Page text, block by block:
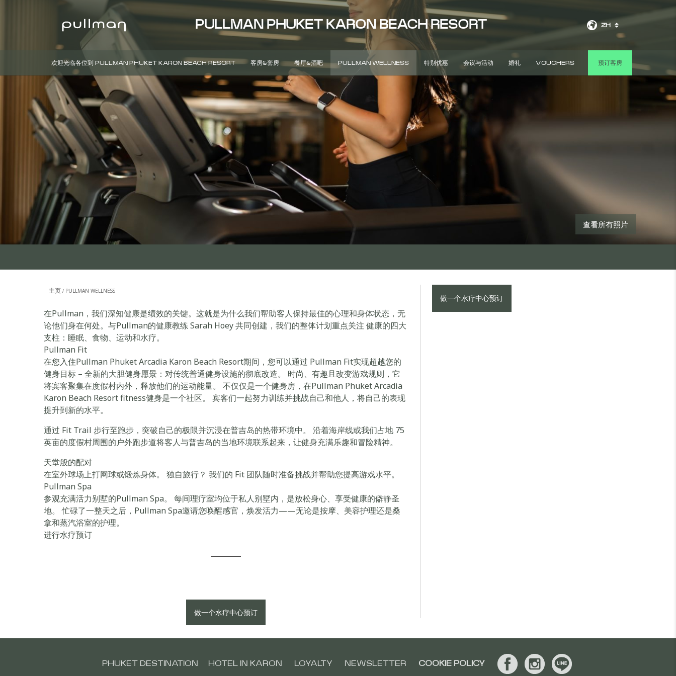
PULLMAN PHUKET KARON BEACH RESORT ZH
欢迎光临各位到 PULLMAN PHUKET KARON BEACH RESORT 客房&套房 餐厅&酒吧 PULLMAN WELLNESS 特别优惠 会议与活动 婚礼 VOUCHERS 预订客房
查看所有照片
主页 PULLMAN WELLNESS
在Pullman，我们深知健康是绩效的关键。这就是为什么我们帮助客人保持最佳的心理和身体状态，无
论他们身在何处。与Pullman的健康教练 Sarah Hoey 共同创建，我们的整体计划重点关注 健康的四大
支柱：睡眠、食物、运动和水疗。
Pullman Fit
在您入住Pullman Phuket Arcadia Karon Beach Resort期间，您可以通过 Pullman Fit实现超越您的
健身目标 – 全新的大胆健身愿景：对传统普通健身设施的彻底改造。 时尚、有趣且改变游戏规则，它
将宾客聚集在度假村内外，释放他们的运动能量。 不仅仅是一个健身房，在Pullman Phuket Arcadia
Karon Beach Resort fitness健身是一个社区。 宾客们一起努力训练并挑战自己和他人，将自己的表现
提升到新的水平。
通过 Fit Trail 步行至跑步，突破自己的极限并沉浸在普吉岛的热带环境中。 沿着海岸线或我们占地 75
英亩的度假村周围的户外跑步道将客人与普吉岛的当地环境联系起来，让健身充满乐趣和冒险精神。
天堂般的配对
在室外球场上打网球或锻炼身体。 独自旅行？ 我们的 Fit 团队随时准备挑战并帮助您提高游戏水平。
Pullman Spa
参观充满活力别墅的Pullman Spa。 每间理疗室均位于私人别墅内，是放松身心、享受健康的僻静圣
地。 忙碌了一整天之后，Pullman Spa邀请您唤醒感官，焕发活力——无论是按摩、美容护理还是桑
拿和蒸汽浴室的护理。
进行水疗预订
做一个水疗中心预订
做一个水疗中心预订
PHUKET DESTINATION HOTEL IN KARON LOYALTY NEWSLETTER COOKIE POLICY